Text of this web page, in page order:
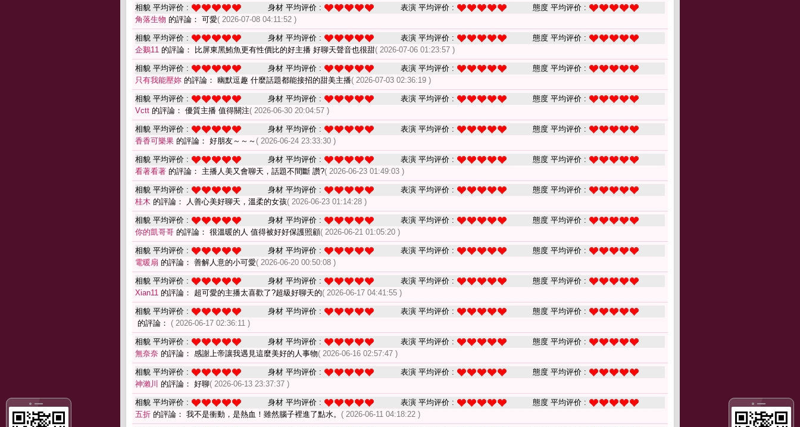
相貌 平均评价 : 身材 平均评价 : 表演 平均评价 :
態度 平均评价 :
角落生物 的評論： 可愛( 2026-07-08 04:11:52 )
相貌 平均评价 : 身材 平均评价 : 表演 平均评价 :
態度 平均评价 :
企鵝11 的評論： 比屏東黑鮪魚更有性價比的好主播 好聊天聲音也很甜( 2026-07-06 01:23:57 )
相貌 平均评价 : 身材 平均评价 : 表演 平均评价 :
態度 平均评价 :
只有我能壓妳 的評論： 幽默逗趣 什麼話題都能接招的甜美主播( 2026-07-03 02:36:19 )
相貌 平均评价 : 身材 平均评价 : 表演 平均评价 :
態度 平均评价 :
Vctt 的評論： 優質主播 值得關注( 2026-06-30 20:04:57 )
相貌 平均评价 : 身材 平均评价 : 表演 平均评价 :
態度 平均评价 :
香香可樂果 的評論： 好朋友～～～ ( 2026-06-24 23:33:30 )
相貌 平均评价 : 身材 平均评价 : 表演 平均评价 :
態度 平均评价 :
看著看著 的評論： 主播人美又會聊天，話題不間斷 讚?( 2026-06-23 01:49:03 )
相貌 平均评价 : 身材 平均评价 : 表演 平均评价 :
態度 平均评价 :
桂木 的評論： 人善心美好聊天，溫柔的女孩( 2026-06-23 01:14:28 )
相貌 平均评价 : 身材 平均评价 : 表演 平均评价 :
態度 平均评价 :
你的凱哥哥 的評論： 很溫暖的人 值得被好好保護照顧( 2026-06-21 01:05:20 )
相貌 平均评价 : 身材 平均评价 : 表演 平均评价 :
態度 平均评价 :
電暖扇 的評論： 善解人意的小可愛( 2026-06-20 00:50:08 )
相貌 平均评价 : 身材 平均评价 : 表演 平均评价 :
態度 平均评价 :
Xian11 的評論： 超可愛的主播太喜歡了?超級好聊天的( 2026-06-17 04:41:55 )
相貌 平均评价 : 身材 平均评价 : 表演 平均评价 :
態度 平均评价 :
的評論： ( 2026-06-17 02:36:11 )
相貌 平均评价 : 身材 平均评价 : 表演 平均评价 :
態度 平均评价 :
無奈奈 的評論： 感謝上帝讓我遇見這麼美好的人事物( 2026-06-16 02:57:47 )
相貌 平均评价 : 身材 平均评价 : 表演 平均评价 :
態度 平均评价 :
神瀨川 的評論： 好聊( 2026-06-13 23:37:37 )
相貌 平均评价 : 身材 平均评价 : 表演 平均评价 :
態度 平均评价 :
五折 的評論： 我不是衝動，是熱血！雖然腦子裡進了點水。 ( 2026-06-11 04:18:22 )